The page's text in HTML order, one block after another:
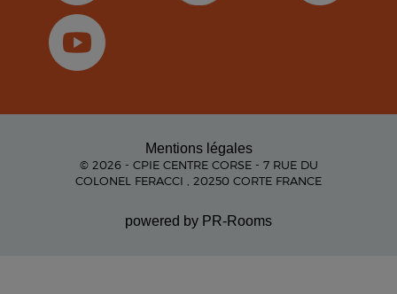
Mentions légales
© 2026 - CPIE CENTRE CORSE - 7 RUE DU
COLONEL FERACCI , 20250 CORTE FRANCE
powered by PR-Rooms